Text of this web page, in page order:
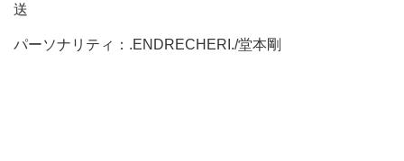
送
パーソナリティ：.ENDRECHERI./堂本剛